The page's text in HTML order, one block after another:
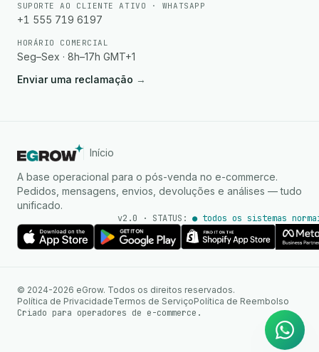
SUPORTE AO CLIENTE ATIVO · WHATSAPP
+1 555 719 6197
HORÁRIO COMERCIAL
Seg–Sex · 8h–17h GMT+1
Enviar uma reclamação →
Início
A base operacional para o pós-venda no e-commerce.
Pedidos, mensagens, envios, devoluções e análises — tudo
unificado.
v2.0 · STATUS: ● todos os sistemas
© 2024-2026 eGrow. Todos os direitos reservados.
Política de PrivacidadeTermos de ServiçoPolítica de Reembolso
Criado para operadores de e-commerce.
WhatsApp